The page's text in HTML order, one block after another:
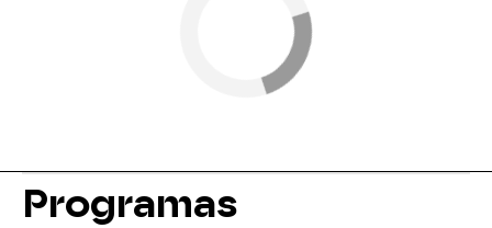
Programas